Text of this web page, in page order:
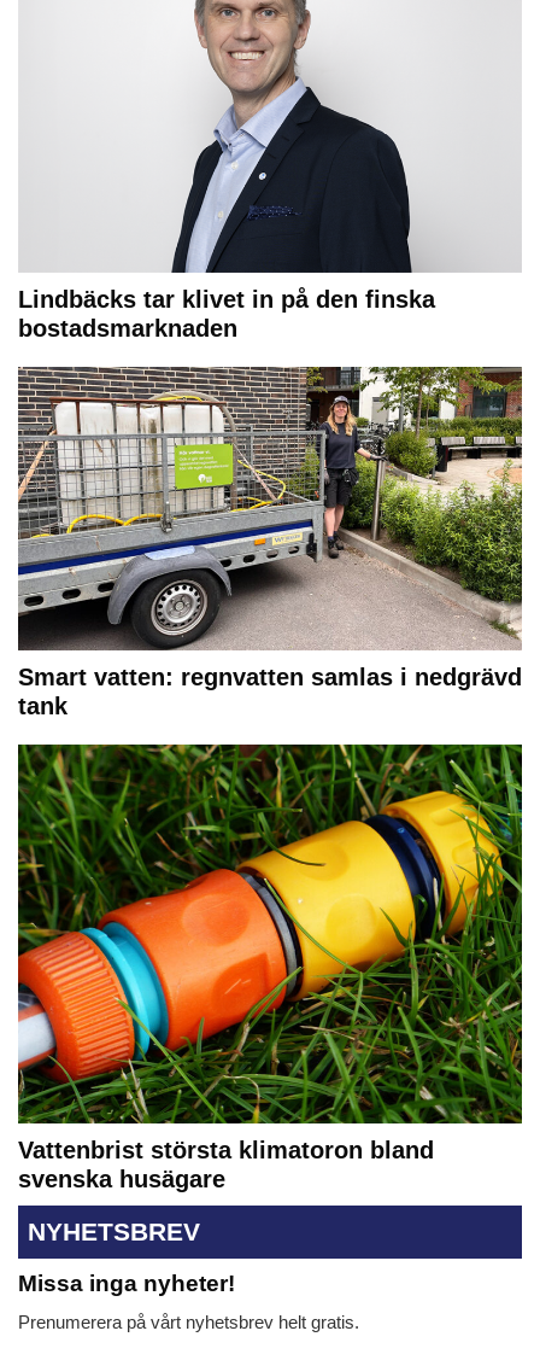
Lindbäcks tar klivet in på den finska
bostadsmarknaden
Smart vatten: regnvatten samlas i nedgrävd
tank
Vattenbrist största klimatoron bland
svenska husägare
NYHETSBREV
Missa inga nyheter!
Prenumerera på vårt nyhetsbrev helt gratis.